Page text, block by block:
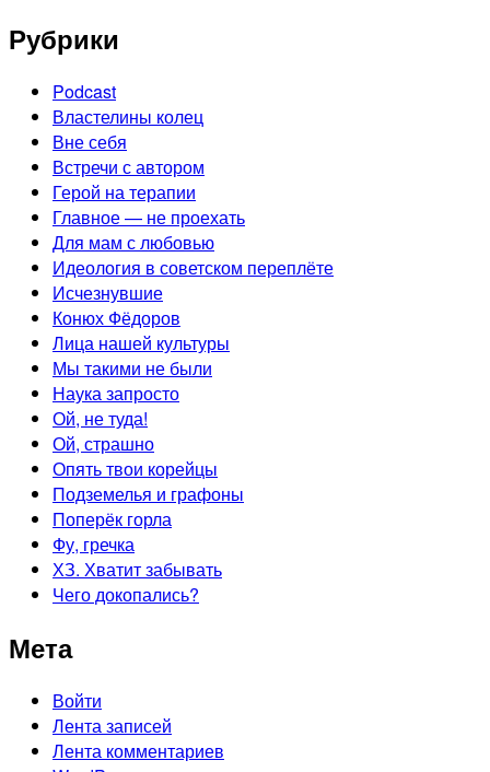
Рубрики
Podcast
Властелины колец
Вне себя
Встречи с автором
Герой на терапии
Главное — не проехать
Для мам с любовью
Идеология в советском переплёте
Исчезнувшие
Конюх Фёдоров
Лица нашей культуры
Мы такими не были
Наука запросто
Ой, не туда!
Ой, страшно
Опять твои корейцы
Подземелья и графоны
Поперёк горла
Фу, гречка
ХЗ. Хватит забывать
Чего докопались?
Мета
Войти
Лента записей
Лента комментариев